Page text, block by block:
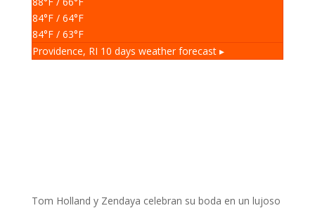
84°F/ 64°F
84°F/ 63°F
Providence, RI 10 days weather forecast ▸
Tom Holland y Zendaya celebran su boda en un lujoso